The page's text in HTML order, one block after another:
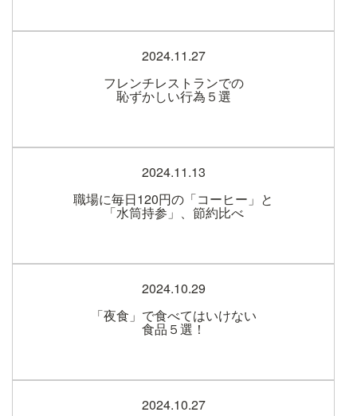
2024.11.27
フレンチレストランでの
恥ずかしい行為５選
2024.11.13
職場に毎日120円の「コーヒー」と
「水筒持参」、節約比べ
2024.10.29
「夜食」で食べてはいけない
食品５選！
2024.10.27